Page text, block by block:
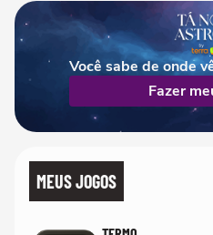
Você sabe de onde
Fazer
MEUS JOGOS